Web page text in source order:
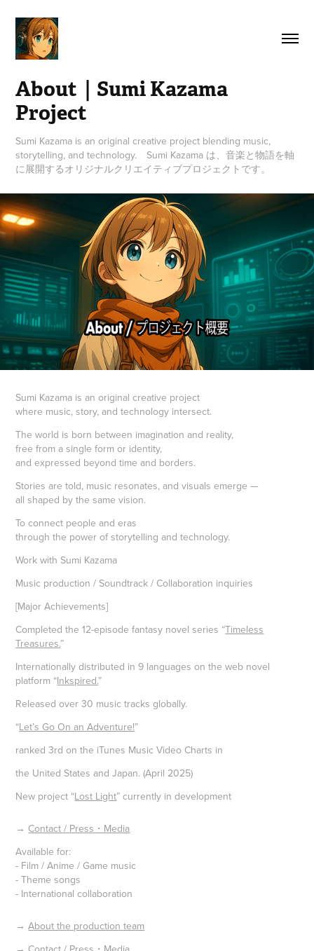
About｜Sumi Kazama
Project
Sumi Kazama is an original creative project blending music,
storytelling, and technology. Sumi Kazama は、音楽と物語を軸
に展開するオリジナルクリエイティブプロジェクトです。
Sumi Kazama is an original creative project
where music, story, and technology intersect.
The world is born between imagination and reality,
free from a single form or identity,
and expressed beyond time and borders.
Stories are told, music resonates, and visuals emerge —
all shaped by the same vision.
To connect people and eras
through the power of storytelling and technology.
Work with Sumi Kazama
Music production / Soundtrack / Collaboration inquiries
[Major Achievements]
Completed the 12-episode fantasy novel series “Timeless
Treasures.”
Internationally distributed in 9 languages on the web novel
platform “Inkspired.”
Released over 30 music tracks globally.
“Let’s Go On an Adventure!”
ranked 3rd on the iTunes Music Video Charts in
the United States and Japan. (April 2025)
New project “Lost Light” currently in development
→ Contact / Press・Media
Available for:
- Film / Anime / Game music
- Theme songs
- International collaboration
→About the production team